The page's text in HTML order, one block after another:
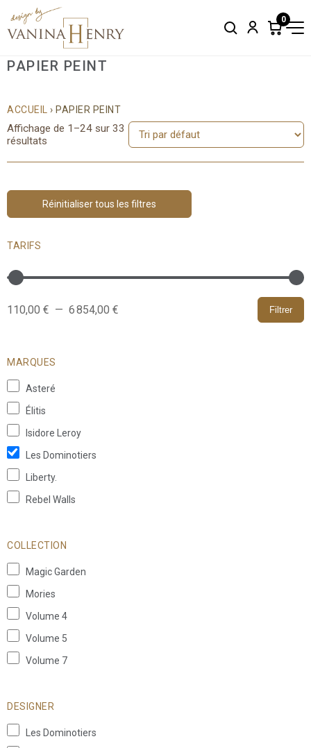
SearchAccount
0
Items
PAPIER PEINT
ACCUEIL › PAPIER PEINT
Affichage de 1–24 sur 33
résultats
Réinitialiser tous les filtres
TARIFS
110,00 € — 6 854,00 € Filtrer
MARQUES
Asteré
Élitis
Isidore Leroy
Les Dominotiers
Liberty.
Rebel Walls
COLLECTION
Magic Garden
Mories
Volume 4
Volume 5
Volume 7
DESIGNER
Les Dominotiers